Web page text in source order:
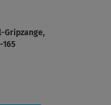
Gripzange,
165